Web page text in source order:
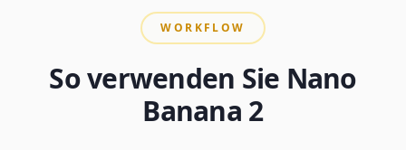
WORKFLOW
So verwenden Sie Nano
Banana 2